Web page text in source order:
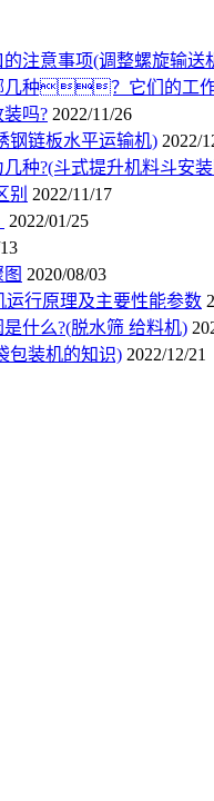
注意事项(调整螺旋输送
几种？它们的工
吗? 2022/11/26
钢链板水平运输机) 2022/
种?(斗式提升机料斗安
别 2022/11/17
2022/01/25
2020/08/03
行原理及主要性能参数
什么?(脱水筛 给料机)
包装机的知识) 2022/12/21